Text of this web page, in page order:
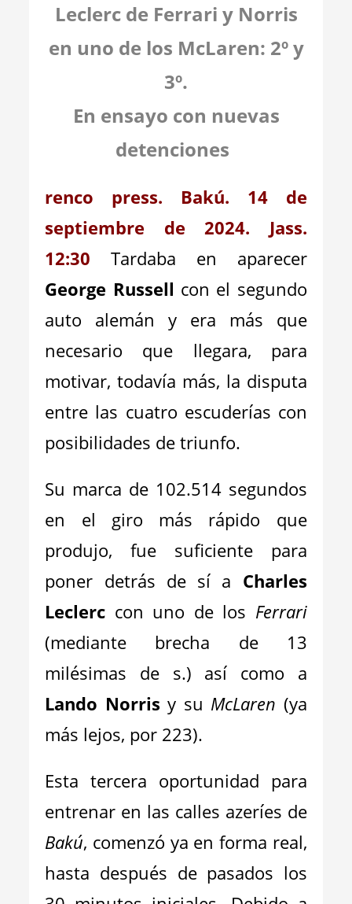
Leclerc de Ferrari y Norris
en uno de los McLaren: 2º y
3º.
En ensayo con nuevas
detenciones
renco press. Bakú. 14 de
septiembre de 2024. Jass.
12:30Tardaba en aparecer
George Russell con el segundo
auto alemán y era más que
necesario que llegara, para
motivar, todavía más, la disputa
entre las cuatro escuderías con
posibilidades de triunfo.
Su marca de 102.514 segundos
en el giro más rápido que
produjo, fue suficiente para
poner detrás de sí a Charles
Leclerc con uno de los Ferrari
(mediante brecha de 13
milésimas de s.) así como a
Lando Norris y su McLaren (ya
más lejos, por 223).
Esta tercera oportunidad para
entrenar en las calles azeríes de
Bakú, comenzó ya en forma real,
hasta después de pasados los